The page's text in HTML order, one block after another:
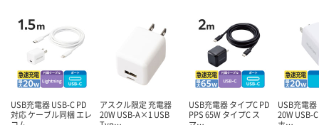
USB充電器 USB-C PD
対応 ケーブル同梱 エレ
アスクル限定 充電器
20W USB-A×1 USB
USB充電器 タイプC PD
PPS 65W タイプC ス
USB充電器
20W USB-